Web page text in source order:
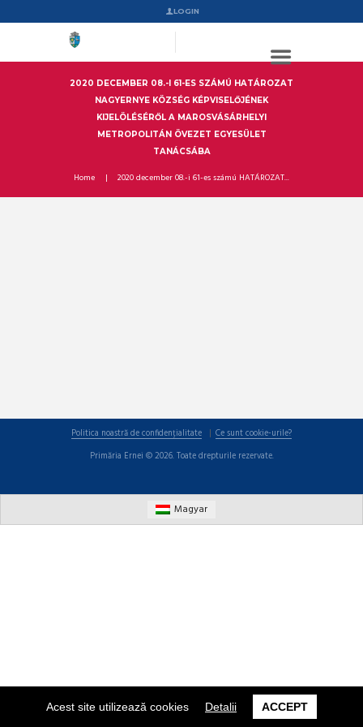
Acest site utilizează cookies Detalii ACCEPT
LOGIN
2020 DECEMBER 08.-I 61-ES SZÁMÚ HATÁROZAT
NAGYERNYE KÖZSÉG KÉPVISELŐJÉNEK
KIJELÖLÉSÉRŐL A MAROSVÁSÁRHELYI
METROPOLITÁN ÖVEZET EGYESÜLET
TANÁCSÁBA
Home 2020 december 08.-i 61-es számú HATÁROZAT...
Politica noastră de confidențialitate
Ce sunt cookie-urile?
Primăria Ernei © 2026. Toate drepturile rezervate.
Magyar